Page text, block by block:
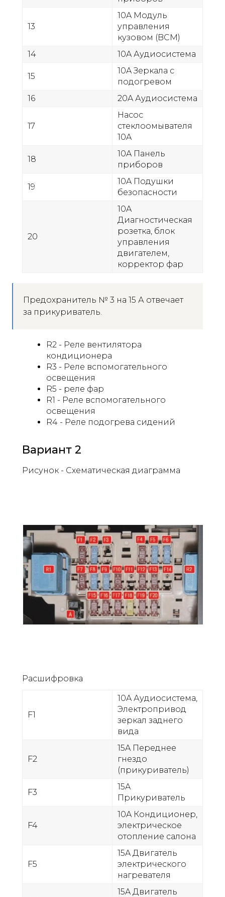
13
10A Модуль
управления
кузовом (BCM)
14
10A Аудиосистема
15
10A Зеркала с
подогревом
16
20A Аудиосистема
17
Насос
стеклоомывателя
10A
18
10A Панель
приборов
19
10A Подушки
безопасности
20
10A
Диагностическая
розетка, блок
управления
двигателем,
корректор фар
Предохранитель № 3 на 15 А отвечает
за прикуриватель.
R2 - Реле вентилятора
кондиционера
R3 - Реле вспомогательного
освещения
R5 - реле фар
R1 - Реле вспомогательного
освещения
R4 - Реле подогрева сидений
Вариант 2
Рисунок - Схематическая диаграмма
Расшифровка
F1
10A Аудиосистема,
Электропривод
зеркал заднего
вида
F2
15A Переднее
гнездо
(прикуриватель)
F3
15A
Прикуриватель
F4
10A Кондиционер,
электрическое
отопление салона
F5
15A Двигатель
электрического
нагревателя
15A Двигатель